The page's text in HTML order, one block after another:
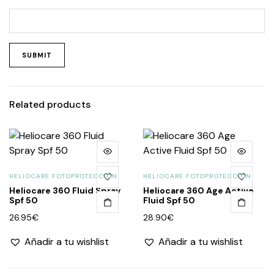
Related products
HELIOCARE FOTOPROTECCIÓN
Heliocare 360 Fluid Spray
Spf 50
26.95€
Añadir a tu wishlist
HELIOCARE FOTOPROTECCIÓN
Heliocare 360 Age Active
Fluid Spf 50
28.90€
Añadir a tu wishlist